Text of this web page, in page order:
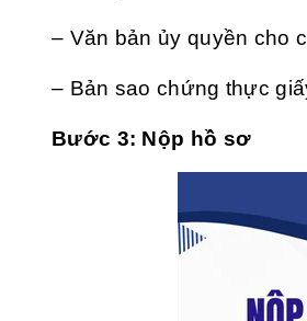
– Văn bản ủy quyền cho
– Bản sao chứng thực
Bước 3: Nộp hồ sơ